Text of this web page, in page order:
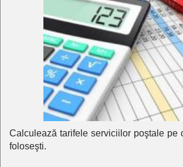
Calculează tarifele serviciilor poştale pe
foloseşti.